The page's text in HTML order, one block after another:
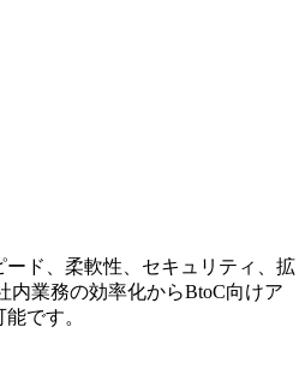
ド、柔軟性、セキュリティ、拡
内業務の効率化からBtoC向けア
です。